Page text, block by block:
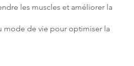
les muscles et améliorer la
mode de vie pour optimiser la